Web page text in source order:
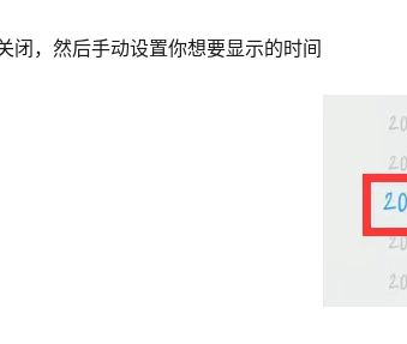
闭，然后手动设置你想要显示的时间